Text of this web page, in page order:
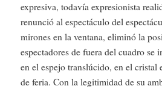
expresiva, todavía expresionista
renunció al espectáculo del
mirones en la ventana, eliminó la
espectadores de fuera del cuadro se
en el espejo translúcido, en el cristal
de feria. Con la legitimidad de su